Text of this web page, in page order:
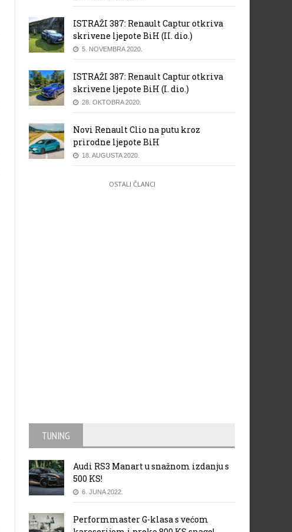
ISTRAŽI 387: Renault Captur otkriva
skrivene ljepote BiH (II. dio.)
5. NOVEMBRA 2020.
ISTRAŽI 387: Renault Captur otkriva
skrivene ljepote BiH (I. dio.)
28. OKTOBRA 2020.
Novi Renault Clio na putu kroz
prirodne ljepote BiH
18. AUGUSTA 2020.
OSTALI ČLANCI
TUNING
Audi RS3 Manart u snažnom izdanju s
500 KS!
6. JUNA 2022.
Performmaster G-klasa s većom